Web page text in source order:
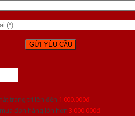
trang trí lên đến 1.000.000đ
đơn hàng lớn hơn 3.000.000đ